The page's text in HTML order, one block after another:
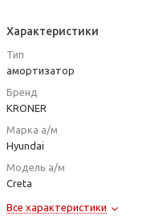
Характеристики
Тип
амортизатор
Бренд
KRONER
Марка а/м
Hyundai
Модель а/м
Creta
Все характеристики